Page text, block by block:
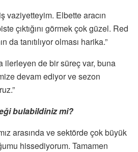
vaziyetteyim. Elbette aracın
çıktığını görmek çok güzel. Red
da tanıtılıyor olması harika.”
ilerleyen de bir süreç var, buna
devam ediyor ve sezon
bulabildiniz mi?
arasında ve sektörde çok büyük
hissediyorum. Tamamen